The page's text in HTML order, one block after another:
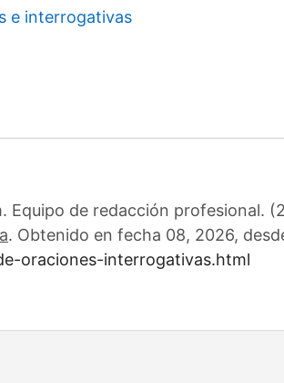
e interrogativas
Equipo de redacción profesional.
. Obtenido en fecha 08, 2026,
oraciones-interrogativas.html